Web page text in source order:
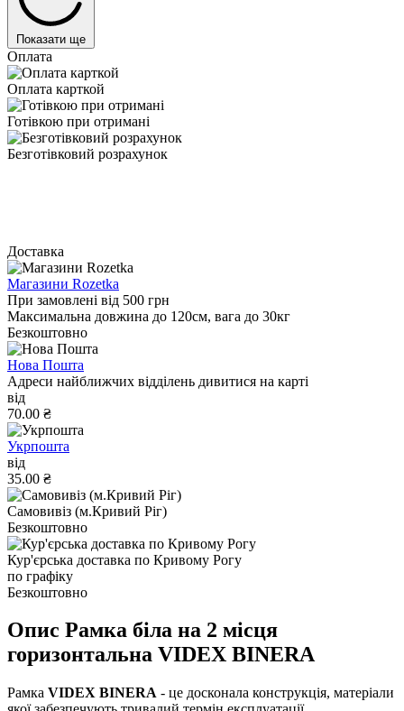
Показати ще
Оплата
Оплата карткой
Готівкою при отримані
Безготівковий розрахунок
Доставка
Магазини Rozetka
При замовлені від 500 грн
Максимальна довжина до 120см, вага до 30кг
Безкоштовно
Нова Пошта
Адреси найближчих відділень дивитися на карті
від
70.00 ₴
Укрпошта
від
35.00 ₴
Самовивіз (м.Кривий Ріг)
Безкоштовно
Кур'єрська доставка по Кривому Рогу
по графіку
Безкоштовно
Опис Рамка біла на 2 місця
горизонтальна VIDEX BINERA
Рамка VIDEX BINERA - це досконала конструкція, матеріали